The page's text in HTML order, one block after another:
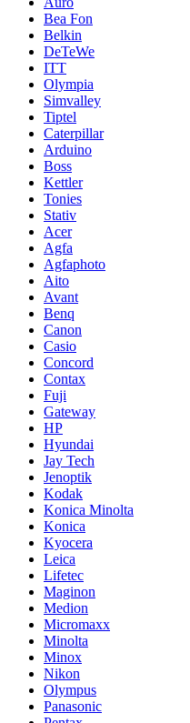
Bea Fon
Belkin
DeTeWe
ITT
Olympia
Simvalley
Tiptel
Caterpillar
Arduino
Boss
Kettler
Tonies
Stativ
Acer
Agfa
Agfaphoto
Aito
Avant
Benq
Canon
Casio
Concord
Contax
Fuji
Gateway
HP
Hyundai
Jay Tech
Jenoptik
Kodak
Konica Minolta
Konica
Kyocera
Leica
Lifetec
Maginon
Medion
Micromaxx
Minolta
Minox
Nikon
Olympus
Panasonic